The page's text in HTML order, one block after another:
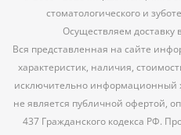
стоматологического и
Осуществляем доставку
Вся представленная на сайте
характеристик, наличия,
исключительно информационный
не является публичной офертой,
437 Гражданского кодекса РФ.